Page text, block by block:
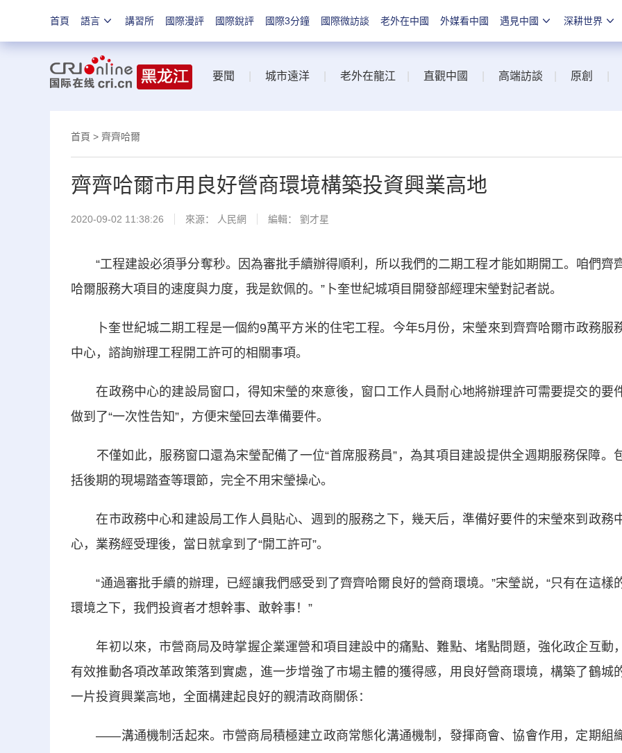
首頁 語言 講習所 國際漫評 國際銳評 國際3分鐘 國際微訪談 老外在中國 外媒看中國 遇見中國 深耕世界
要聞 城市遠洋 老外在龍江 直觀中國 高端訪談 原創
首頁 > 齊齊哈爾
齊齊哈爾市用良好營商環境構築投資興業高地
2020-09-02 11:38:26 來源： 人民網 編輯： 劉才星
“工程建設必須爭分奪秒。因為審批手續辦得順利，所以我們的二期工程才能如期開工。咱們齊
哈爾服務大項目的速度與力度，我是欽佩的。”卜奎世紀城項目開發部經理宋瑩對記者説。
卜奎世紀城二期工程是一個約9萬平方米的住宅工程。今年5月份，宋瑩來到齊齊哈爾市政務服
中心，諮詢辦理工程開工許可的相關事項。
在政務中心的建設局窗口，得知宋瑩的來意後，窗口工作人員耐心地將辦理許可需要提交的要
做到了“一次性告知”，方便宋瑩回去準備要件。
不僅如此，服務窗口還為宋瑩配備了一位“首席服務員”，為其項目建設提供全週期服務保障。
括後期的現場踏查等環節，完全不用宋瑩操心。
在市政務中心和建設局工作人員貼心、週到的服務之下，幾天后，準備好要件的宋瑩來到政務
心，業務經受理後，當日就拿到了“開工許可”。
“通過審批手續的辦理，已經讓我們感受到了齊齊哈爾良好的營商環境。”宋瑩説，“只有在這樣
環境之下，我們投資者才想幹事、敢幹事！”
年初以來，市營商局及時掌握企業運營和項目建設中的痛點、難點、堵點問題，強化政企互動，
有效推動各項改革政策落到實處，進一步增強了市場主體的獲得感，用良好營商環境，構築了鶴城
一片投資興業高地，全面構建起良好的親清政商關係：
——溝通機制活起來。市營商局積極建立政商常態化溝通機制，發揮商會、協會作用，定期組